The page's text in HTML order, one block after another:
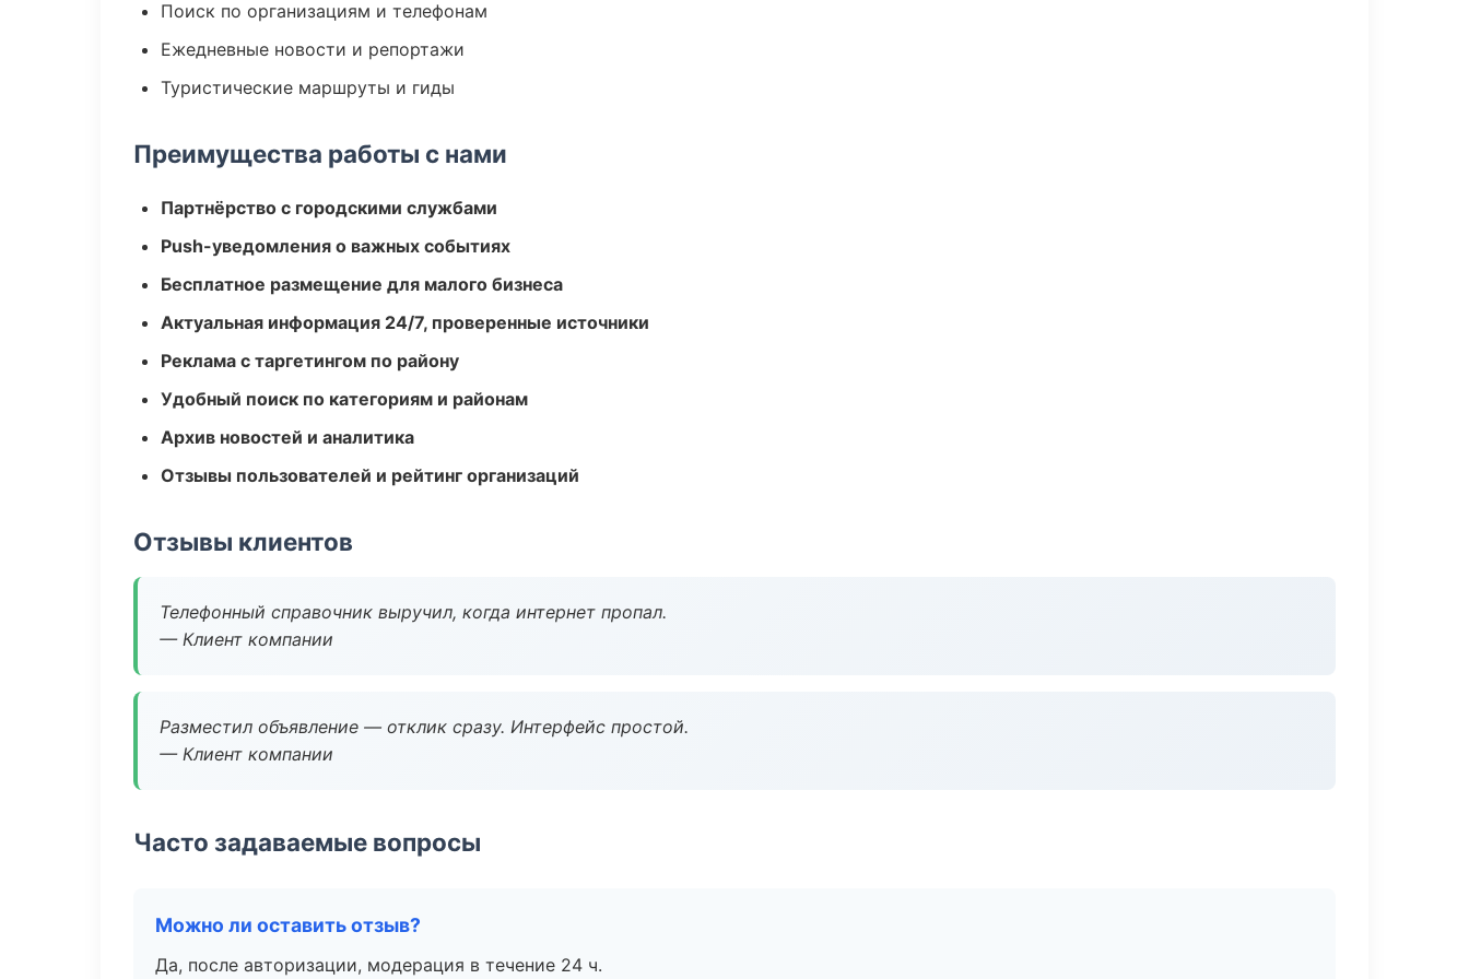
Поиск по организациям и телефонам
Ежедневные новости и репортажи
Туристические маршруты и гиды
Преимущества работы с нами
Партнёрство с городскими службами
Push-уведомления о важных событиях
Бесплатное размещение для малого бизнеса
Актуальная информация 24/7, проверенные источники
Реклама с таргетингом по району
Удобный поиск по категориям и районам
Архив новостей и аналитика
Отзывы пользователей и рейтинг организаций
Отзывы клиентов
Телефонный справочник выручил, когда интернет пропал.
— Клиент компании
Разместил объявление — отклик сразу. Интерфейс простой.
— Клиент компании
Часто задаваемые вопросы
Можно ли оставить отзыв?
Да, после авторизации, модерация в течение 24 ч.